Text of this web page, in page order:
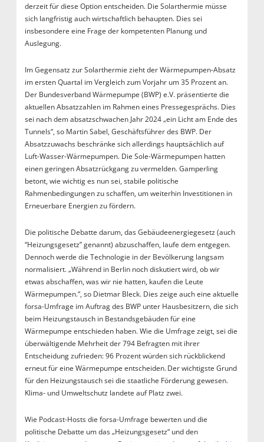
derzeit für diese Option entscheiden. Die Solarthermie müsse
sich langfristig auch wirtschaftlich behaupten. Dies sei
insbesondere eine Frage der kompetenten Planung und
Auslegung.
Im Gegensatz zur Solarthermie zieht der Wärmepumpen-Absatz
im ersten Quartal im Vergleich zum Vorjahr um 35 Prozent an.
Der Bundesverband Wärmepumpe (BWP) e.V. präsentierte die
aktuellen Absatzzahlen im Rahmen eines Pressegesprächs. Dies
sei nach dem absatzschwachen Jahr 2024 „ein Licht am Ende des
Tunnels“, so Martin Sabel, Geschäftsführer des BWP. Der
Absatzzuwachs beschränke sich allerdings hauptsächlich auf
Luft-Wasser-Wärmepumpen. Die Sole-Wärmepumpen hatten
einen geringen Absatzrückgang zu vermelden. Gamperling
betont, wie wichtig es nun sei, stabile politische
Rahmenbedingungen zu schaffen, um weiterhin Investitionen in
Erneuerbare Energien zu fördern.
Die politische Debatte darum, das Gebäudeenergiegesetz (auch
“Heizungsgesetz” genannt) abzuschaffen, laufe dem entgegen.
Dennoch werde die Technologie in der Bevölkerung langsam
normalisiert. „Während in Berlin noch diskutiert wird, ob wir
etwas abschaffen, was wir nie hatten, kaufen die Leute
Wärmepumpen.“, so Dietmar Bleck. Dies zeige auch eine aktuelle
forsa-Umfrage im Auftrag des BWP unter Hausbesitzern, die sich
beim Heizungstausch in Bestandsgebäuden für eine
Wärmepumpe entschieden haben. Wie die Umfrage zeigt, sei die
überwältigende Mehrheit der 794 Befragten mit ihrer
Entscheidung zufrieden: 96 Prozent würden sich rückblickend
erneut für eine Wärmepumpe entscheiden. Der wichtigste Grund
für den Heizungstausch sei die staatliche Förderung gewesen.
Klima- und Umweltschutz landete auf Platz zwei.
Wie Podcast-Hosts die forsa-Umfrage bewerten und die
politische Debatte um das „Heizungsgesetz“ und den